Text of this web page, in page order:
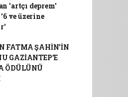
'artçı deprem'
'6 ve üzerine
FATMA ŞAHİN’İN
GAZİANTEP’E
ÖDÜLÜNÜ